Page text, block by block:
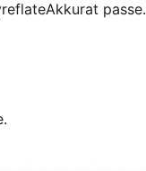
Akkurat passe.